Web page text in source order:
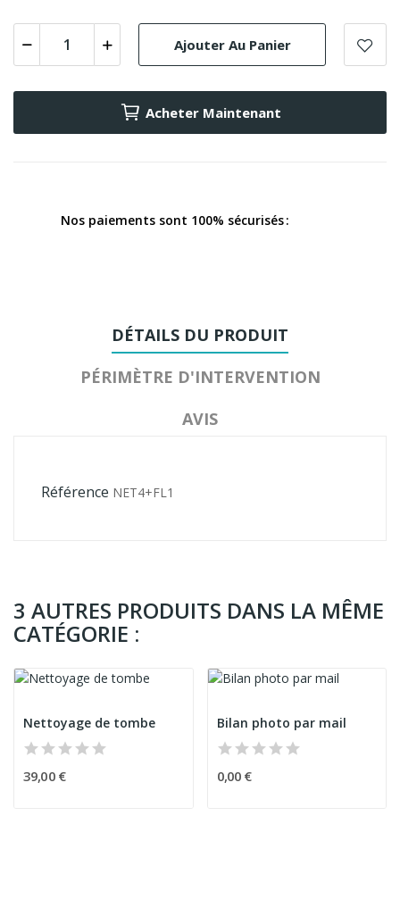
Ajouter Au Panier
Acheter Maintenant
Nos paiements sont 100% sécurisés
DÉTAILS DU PRODUIT
PÉRIMÈTRE D'INTERVENTION
AVIS
Référence NET4+FL1
3 AUTRES PRODUITS DANS LA MÊME
CATÉGORIE :
Nettoyage de tombe
39,00 €
Bilan photo par mail
0,00 €